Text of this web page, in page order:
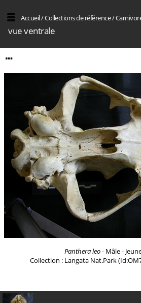
Accueil/Collections de référence/
vue ventrale
Panthera leo- Mâle -
Collection : Langata Nat.Park